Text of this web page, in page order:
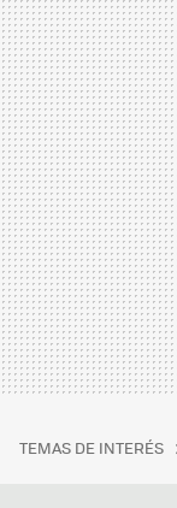
TEMAS DE INTERÉS